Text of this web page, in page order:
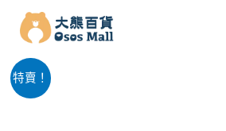
要特賣！
竹
木